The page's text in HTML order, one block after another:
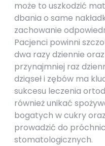
może to uszkodzić
dbania o same
zachowanie
Pacjenci powinni
dwa razy dziennie
przynajmniej raz
dziąseł i zębów ma
sukcesu leczenia
również unikać
bogatych w cukry
prowadzić do
stomatologicznych.